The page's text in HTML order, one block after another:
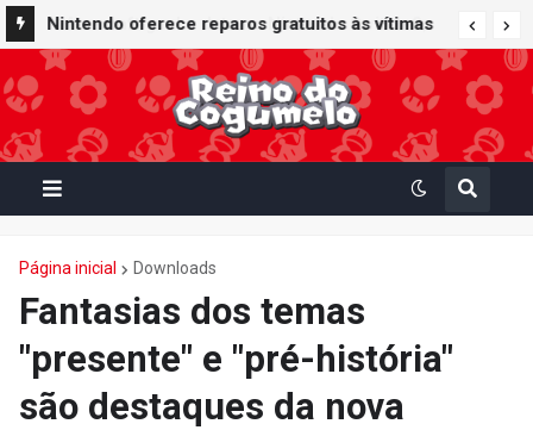
Nintendo oferece reparos gratuitos às vítimas
do terremoto de Kumamoto e doa 50 milhões
de ienes à Cruz Vermelha
Página inicial Downloads
Fantasias dos temas
"presente" e "pré-história"
são destaques da nova